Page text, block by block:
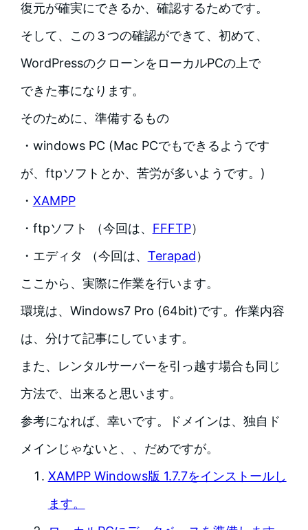
復元が確実にできるか、確認するためです。
そして、この３つの確認ができて、初めて、
WordPressのクローンをローカルPCの上で
できた事になります。
そのために、準備するもの
・windows PC (Mac PCでもできるようです
が、ftpソフトとか、苦労が多いようです。)
・ XAMPP
・ftpソフト （今回は、 FFFTP）
・エディタ （今回は、 Terapad）
ここから、実際に作業を行います。
環境は、Windows7 Pro (64bit)です。作業内容
は、分けて記事にしています。
また、レンタルサーバーを引っ越す場合も同じ
方法で、出来ると思います。
参考になれば、幸いです。ドメインは、独自ド
メインじゃないと、、だめですが。
XAMPP Windows版 1.7.7をインストールし
ます。